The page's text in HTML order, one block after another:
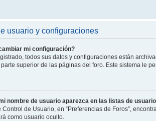
usuario y configuraciones
mi configuración?
todos sus datos y configuraciones están
superior de las páginas del foro. Este sistema le
nombre de usuario aparezca en las listas de
de Usuario, en “Preferencias de Foros”,
como usuario oculto.